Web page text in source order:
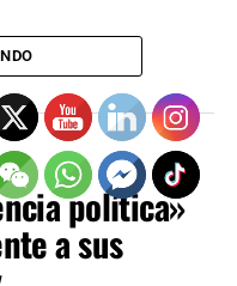
política»
a sus